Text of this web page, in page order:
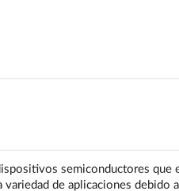
semiconductores que
de aplicaciones debido